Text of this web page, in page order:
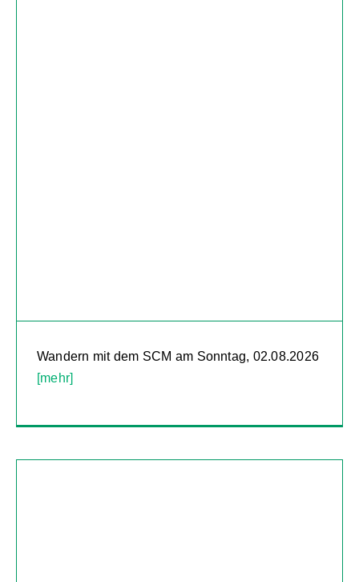
Wandern mit dem SCM am Sonntag, 02.08.2026
[mehr]